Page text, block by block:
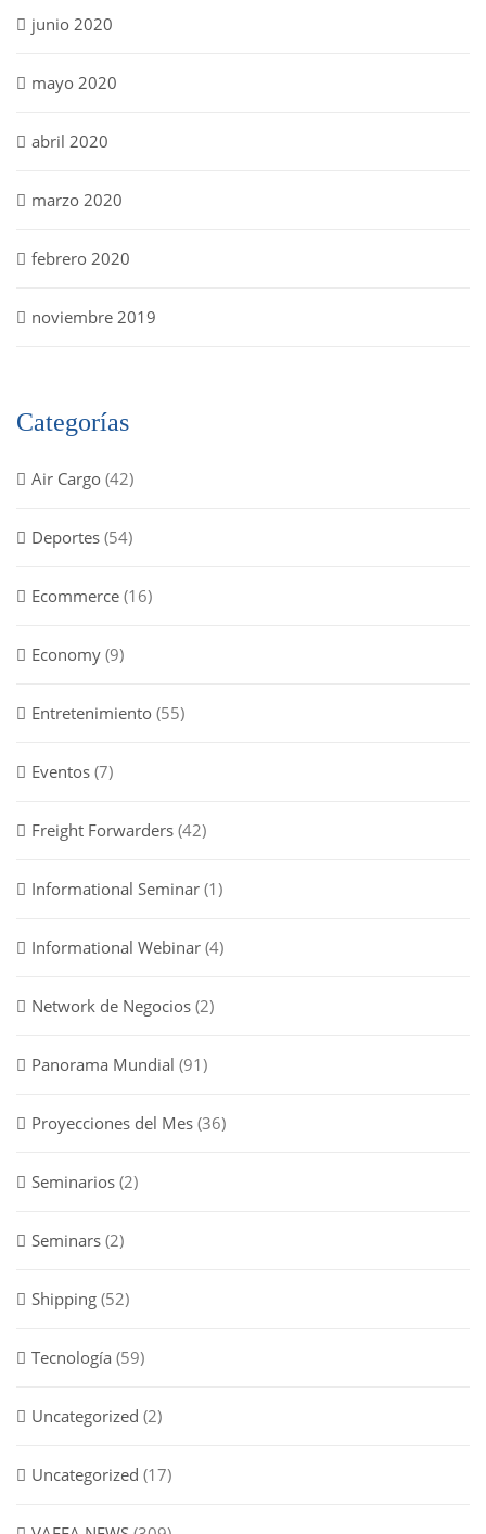
junio 2020
mayo 2020
abril 2020
marzo 2020
febrero 2020
noviembre 2019
Categorías
Air Cargo (42)
Deportes (54)
Ecommerce (16)
Economy (9)
Entretenimiento (55)
Eventos (7)
Freight Forwarders (42)
Informational Seminar (1)
Informational Webinar (4)
Network de Negocios (2)
Panorama Mundial (91)
Proyecciones del Mes (36)
Seminarios (2)
Seminars (2)
Shipping (52)
Tecnología (59)
Uncategorized (2)
Uncategorized (17)